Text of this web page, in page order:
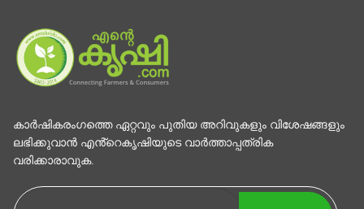
കാര്‍ഷികരംഗത്തെ ഏറ്റവും പുതിയ അറിവുകളും വിശേഷങ്ങളും
ലഭിക്കുവാന്‍ എൻ്റെകൃഷിയുടെ വാര്‍ത്താപ്പത്രിക
വരിക്കാരാവുക.